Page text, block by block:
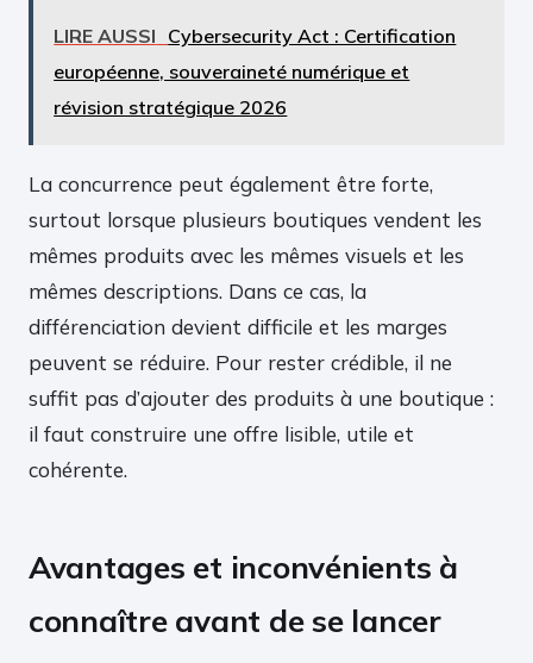
LIRE AUSSI Cybersecurity Act : Certification
européenne, souveraineté numérique et
révision stratégique 2026
La concurrence peut également être forte,
surtout lorsque plusieurs boutiques vendent les
mêmes produits avec les mêmes visuels et les
mêmes descriptions. Dans ce cas, la
différenciation devient difficile et les marges
peuvent se réduire. Pour rester crédible, il ne
suffit pas d’ajouter des produits à une boutique :
il faut construire une offre lisible, utile et
cohérente.
Avantages et inconvénients à
connaître avant de se lancer